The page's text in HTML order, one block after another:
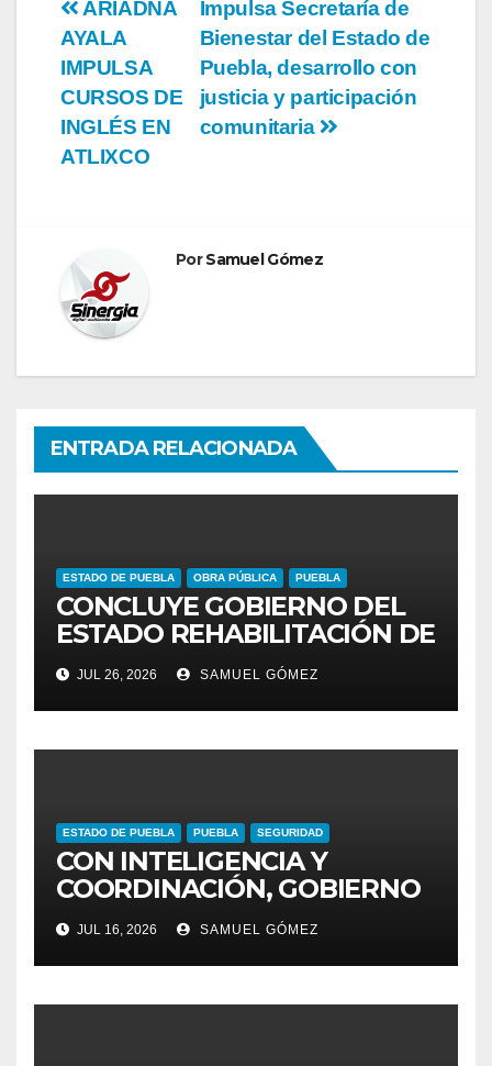
Navegación
de
entradas
Impulsa Secretaría de
Bienestar del Estado de
Puebla, desarrollo con
justicia y participación
comunitaria
ARIADNA
AYALA
IMPULSA
CURSOS DE
INGLÉS EN
ATLIXCO
PorSamuel Gómez
ENTRADA RELACIONADA
ESTADO DE PUEBLA OBRA PÚBLICA PUEBLA
CONCLUYE GOBIERNO DEL
ESTADO REHABILITACIÓN DE
CUATRO AVENIDAS DEL
PROGRAMA DE
PAVIMENTACIÓN 2026
JUL 26, 2026 SAMUEL GÓMEZ
ESTADO DE PUEBLA PUEBLA SEGURIDAD
CON INTELIGENCIA Y
COORDINACIÓN, GOBIERNO
DEL ESTADO GARANTIZA
SEGURIDAD EN VÍA
ATLIXCÁYOTL
JUL 16, 2026 SAMUEL GÓMEZ